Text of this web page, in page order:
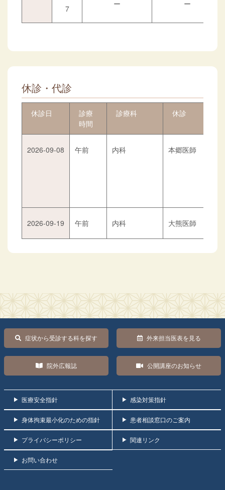
7 ー ー
休診・代診
休診日
診療
時間
診療科 休診
2026-09-08 午前 内科 本郷医師
2026-09-19 午前 内科 大熊医師
症状から受診する科を探す 外来担当医表を見る
院外広報誌 公開講座のお知らせ
医療安全指針 感染対策指針
身体拘束最小化のための指針 患者相談窓口のご案内
プライバシーポリシー 関連リンク
お問い合わせ